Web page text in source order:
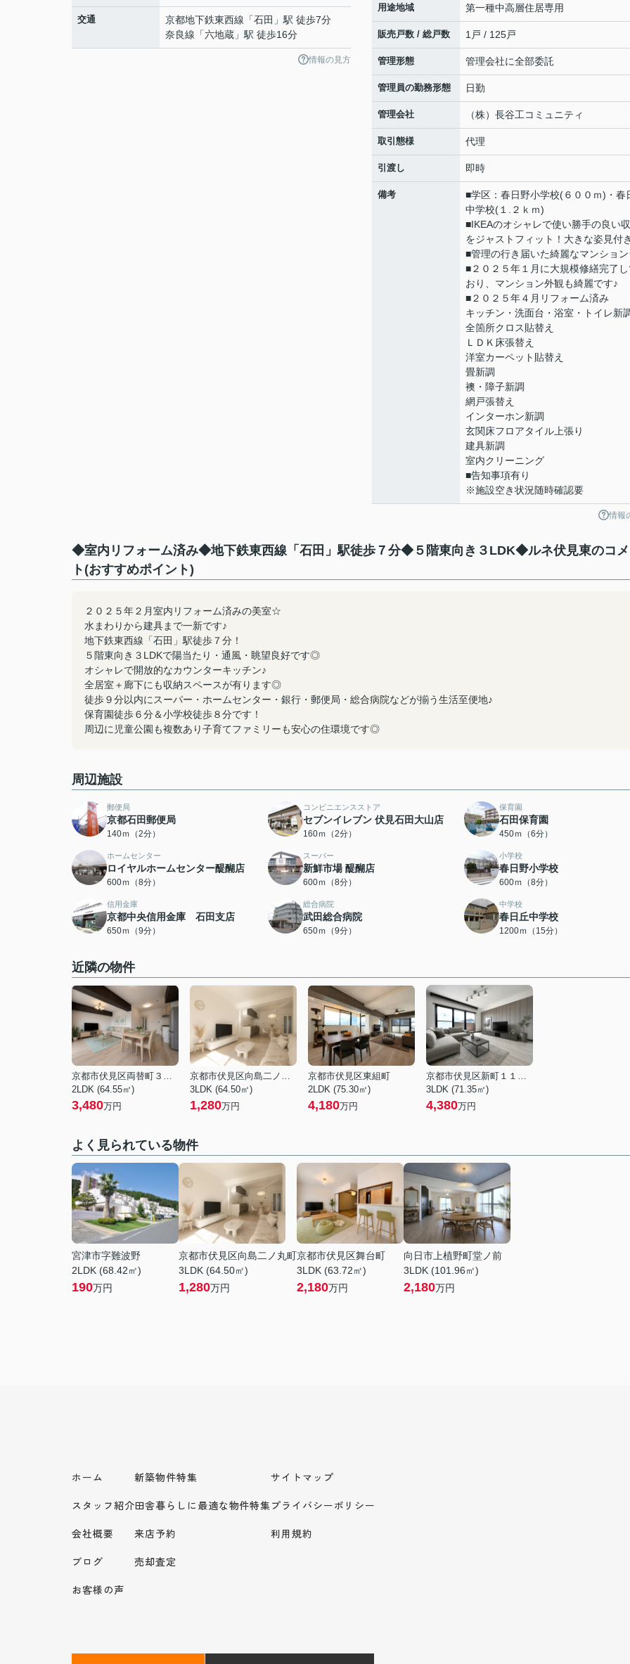
交通 京都地下鉄東西線 「石田 」駅 徒歩7分
奈良線 「六地蔵 」駅 徒歩16分
情報の見方
用途地域 第一種中高層住居専用
販売戸数 / 総戸数 1戸 / 125戸
管理形態 管理会社に全部委託
管理員の勤務形態 日勤
管理会社 （株）長谷工コミュニティ
取引態様 代理
引渡し 即時
備考
■学区：春日野小学校(６００ｍ)・春
中学校(１.２ｋｍ)
■IKEAのオシャレで使い勝手の良い
をジャストフィット！大きな姿見付
■管理の行き届いた綺麗なマンショ
■２０２５年１月に大規模修繕完了し
おり、マンション外観も綺麗です♪
■２０２５年４月リフォーム済み
キッチン・洗面台・浴室・トイレ新
全箇所クロス貼替え
ＬＤＫ床張替え
洋室カーペット貼替え
畳新調
襖・障子新調
網戸張替え
インターホン新調
玄関床フロアタイル上張り
建具新調
室内クリーニング
■告知事項有り
※施設空き状況随時確認要
情報
◆室内リフォーム済み◆地下鉄東西線「石田」駅徒歩７分◆５階東向き３LDK◆ルネ伏見東のコ
ト(おすすめポイント)
２０２５年２月室内リフォーム済みの美室☆
水まわりから建具まで一新です♪
地下鉄東西線「石田」駅徒歩７分！
５階東向き３LDKで陽当たり・通風・眺望良好です◎
オシャレで開放的なカウンターキッチン♪
全居室＋廊下にも収納スペースが有ります◎
徒歩９分以内にスーパー・ホームセンター・銀行・郵便局・総合病院などが揃う生活至便地♪
保育園徒歩６分＆小学校徒歩８分です！
周辺に児童公園も複数あり子育てファミリーも安心の住環境です◎
周辺施設
郵便局
京都石田郵便局
140ｍ（2分）
コンビニエンスストア
セブンイレブン 伏見石田大山店
160ｍ（2分）
保育園
石田保育園
450ｍ（6分）
ホームセンター
ロイヤルホームセンター醍醐店
600ｍ（8分）
スーパー
新鮮市場 醍醐店
600ｍ（8分）
小学校
春日野小学校
600ｍ（8分）
信用金庫
京都中央信用金庫 石田支店
650ｍ（9分）
総合病院
武田総合病院
650ｍ（9分）
中学校
春日丘中学校
1200ｍ（15分）
近隣の物件
京都市伏見区両替町３丁目
2LDK (64.55㎡)
3,480万円
京都市伏見区向島二ノ丸町
3LDK (64.50㎡)
1,280万円
京都市伏見区東組町
2LDK (75.30㎡)
4,180万円
京都市伏見区新町１１丁目
3LDK (71.35㎡)
4,380万円
よく見られている物件
宮津市字難波野
2LDK (68.42㎡)
190万円
京都市伏見区向島二ノ丸町
3LDK (64.50㎡)
1,280万円
京都市伏見区舞台町
3LDK (63.72㎡)
2,180万円
向日市上植野町堂ノ前
3LDK (101.96㎡)
2,180万円
ホーム
スタッフ紹介
会社概要
ブログ
お客様の声
新築物件特集
田舎暮らしに最適な物件特集
来店予約
売却査定
サイトマップ
プライバシーポリシー
利用規約